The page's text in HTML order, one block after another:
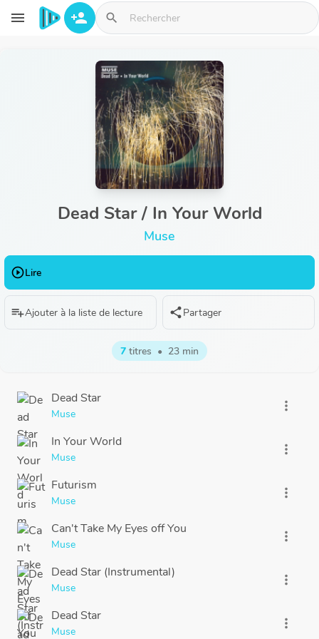
Aller au contenu principal
menu person_add search
Dead Star / In Your World
Muse
play_circle_outlineLire
playlist_addAjouter à la liste de lecture sharePartager
7 titres • 23 min
Dead Star
Muse
more_vert
In Your World
Muse
more_vert
Futurism
Muse
more_vert
Can't Take My Eyes off You
Muse
more_vert
Dead Star (Instrumental)
Muse
more_vert
Dead Star
Muse
more_vert